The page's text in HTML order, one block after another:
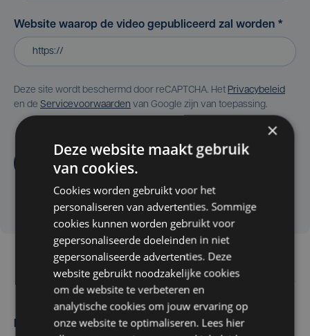
Website waarop de video gepubliceerd zal worden *
Deze site wordt beschermd door reCAPTCHA. Het Privacybeleid
en de Servicevoorwaarden van Google zijn van toepassing.
Aanvragen
Maak zelf het nieuws
×
Deze website maakt gebruik
van cookies.
Cookies worden gebruikt voor het
personaliseren van advertenties. Sommige
cookies kunnen worden gebruikt voor
gepersonaliseerde doeleinden in niet
gepersonaliseerde advertenties. Deze
website gebruikt noodzakelijke cookies
om de website te verbeteren en
analytische cookies om jouw ervaring op
onze website te optimaliseren. Lees hier